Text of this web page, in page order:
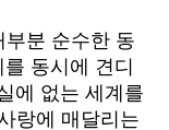
분 순수한 동
동시에 견디
에 없는 세계를
랑에 매달리는